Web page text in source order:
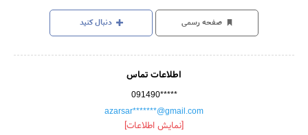
صفحه رسمی دنبال کنید
اطلاعات تماس
091490*****
azarsar*******@gmail.com
[نمایش اطلاعات]